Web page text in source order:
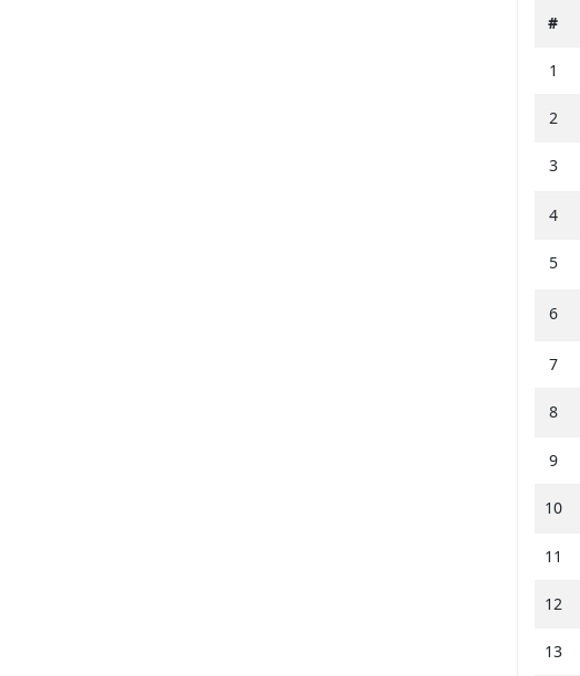
#
1
2
3
4
5
6
7
8
9
10
11
12
13